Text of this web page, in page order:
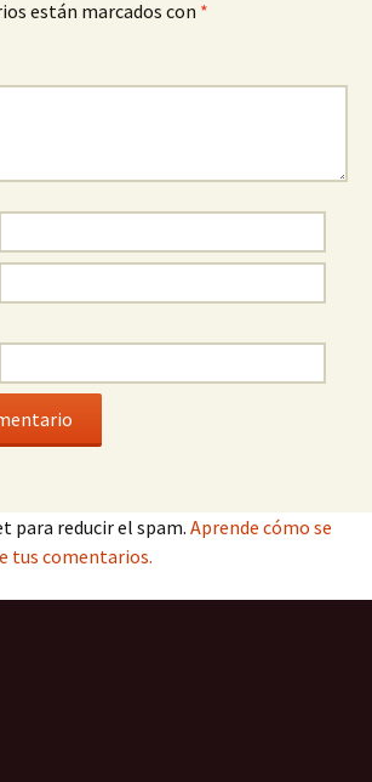
están marcados con *
para reducir el spam. Aprende cómo se
tus comentarios.